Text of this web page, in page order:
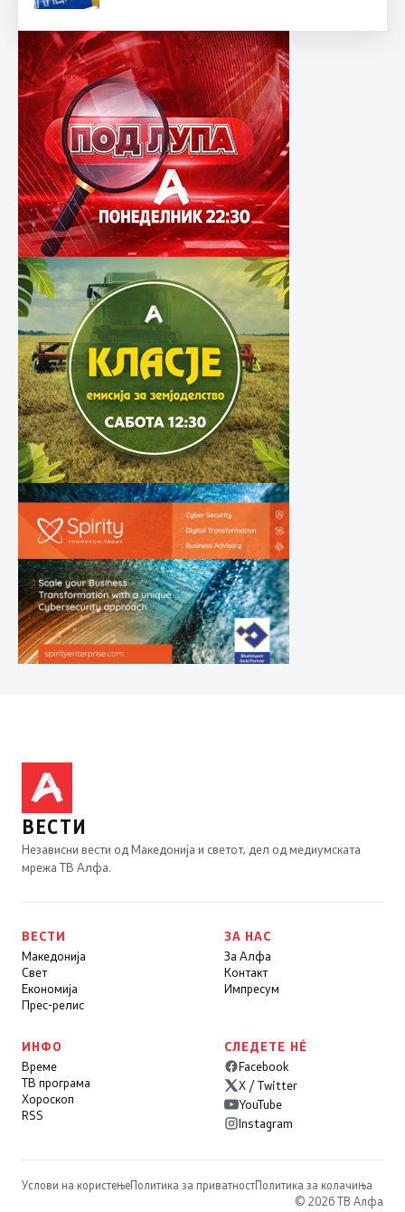
ВЕСТИ
Независни вести од Македонија и светот, дел од медиумската
мрежа ТВ Алфа.
ВЕСТИ
Македонија
Свет
Економија
Прес-релис
ЗА НАС
За Алфа
Контакт
Импресум
ИНФО
Време
ТВ програма
Хороскоп
RSS
СЛЕДЕТЕ НÉ
Facebook
X / Twitter
YouTube
Instagram
Услови на користењеПолитика за приватностПолитика за колачиња
© 2026 ТВ Алфа